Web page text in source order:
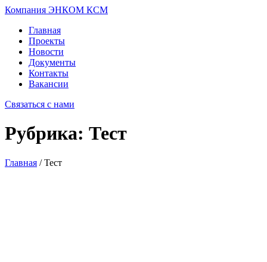
Компания ЭНКОМ КСМ
Главная
Проекты
Новости
Документы
Контакты
Вакансии
Связаться с нами
Рубрика: Тест
Главная /Тест